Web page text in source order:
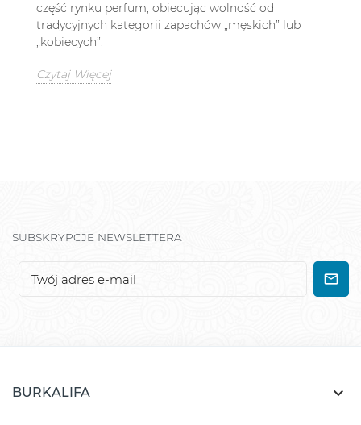
część rynku perfum, obiecując wolność od
tradycyjnych kategorii zapachów „męskich” lub
„kobiecych”.
Czytaj Więcej
SUBSKRYPCJE NEWSLETTERA
BURKALIFA 